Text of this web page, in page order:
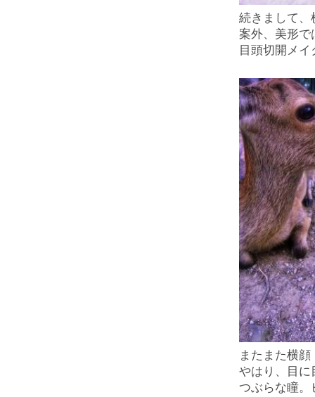
続きまして、
案外、美形
目頭切開メ
またまた横顔
やはり、目に
つぶらな瞳。